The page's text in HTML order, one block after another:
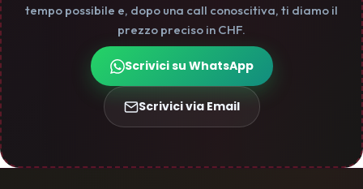
tempo possibile e, dopo una call conoscitiva, ti diamo il
prezzo preciso in CHF.
Scrivici su WhatsApp
Scrivici via Email